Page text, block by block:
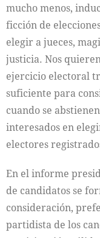
mucho menos,
ficción de
elegir a jueces,
justicia. Nos
ejercicio electoral
suficiente para
cuando se
interesados en
electores
En el informe
de candidatos se
consideración,
partidista de los